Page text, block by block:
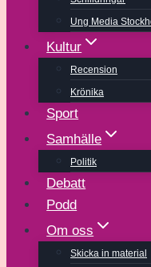
Ung Media
Kultur
Recension
Krönika
Sport
Samhälle
Politik
Debatt
Podd
Om oss
Skicka in material